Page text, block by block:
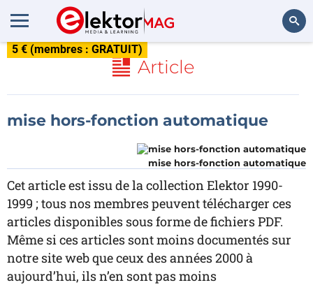
5 € (membres : GRATUIT)
Article
mise hors-fonction automatique
mise hors-fonction automatique
Cet article est issu de la collection Elektor 1990-
1999 ; tous nos membres peuvent télécharger ces
articles disponibles sous forme de fichiers PDF.
Même si ces articles sont moins documentés sur
notre site web que ceux des années 2000 à
aujourd’hui, ils n’en sont pas moins